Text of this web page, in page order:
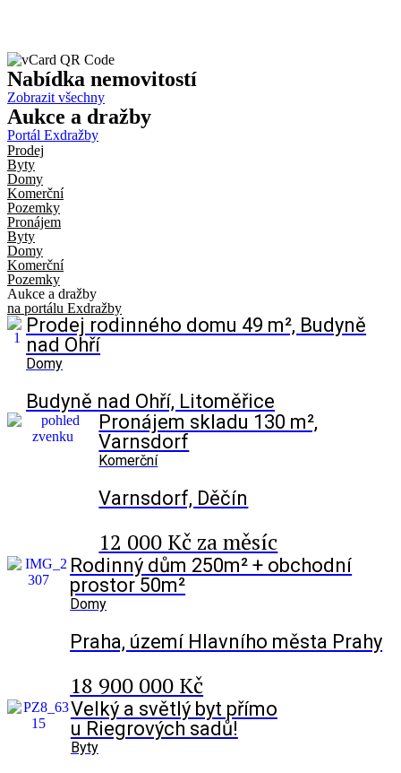
Nabídka nemovitostí
Zobrazit všechny
Aukce a dražby
Portál Exdražby
Prodej
Byty
Domy
Komerční
Pozemky
Pronájem
Byty
Domy
Komerční
Pozemky
Aukce a dražby
na portálu Exdražby
Prodej rodinného domu 49 m², Budyně
nad Ohří
Domy
Budyně nad Ohří, Litoměřice
Pronájem skladu 130 m²,
Varnsdorf
Komerční
Varnsdorf, Děčín
12 000 Kč za měsíc
Rodinný dům 250m² + obchodní
prostor 50m²
Domy
Praha, území Hlavního města Prahy
18 900 000 Kč
Velký a světlý byt přímo
u Riegrových sadů!
Byty